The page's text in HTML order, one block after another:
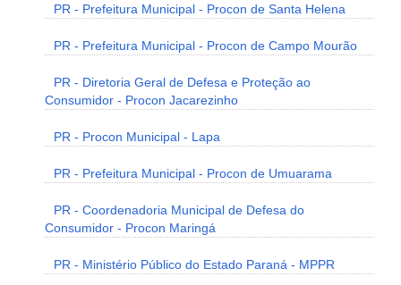
PR - Prefeitura Municipal - Procon de Santa Helena
PR - Prefeitura Municipal - Procon de Campo Mourão
PR - Diretoria Geral de Defesa e Proteção ao
Consumidor - Procon Jacarezinho
PR - Procon Municipal - Lapa
PR - Prefeitura Municipal - Procon de Umuarama
PR - Coordenadoria Municipal de Defesa do
Consumidor - Procon Maringá
PR - Ministério Público do Estado Paraná - MPPR